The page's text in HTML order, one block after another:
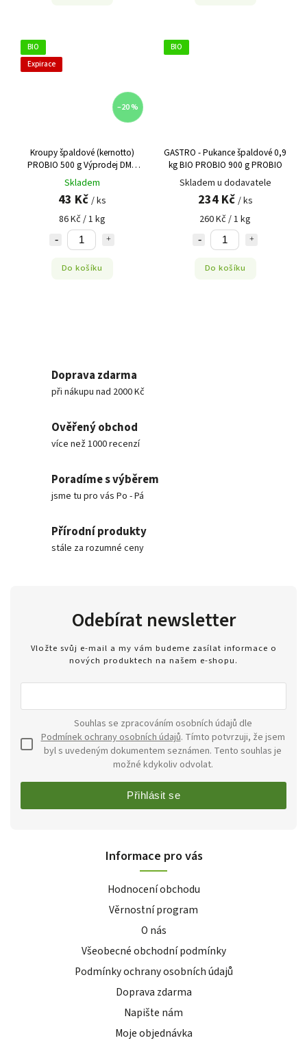
BIO
Expirace
–20 %
Kroupy špaldové (kernotto)
PROBIO 500 g Výprodej DMT
02/2026
Skladem
43 Kč / ks
86 Kč / 1 kg
Do košíku
BIO
GASTRO - Pukance špaldové 0,9
kg BIO PROBIO 900 g PROBIO
Skladem u dodavatele
234 Kč / ks
260 Kč / 1 kg
Do košíku
Doprava zdarma
při nákupu nad 2000 Kč
Ověřený obchod
více než 1000 recenzí
Poradíme s výběrem
jsme tu pro vás Po - Pá
Přírodní produkty
stále za rozumné ceny
Odebírat newsletter
Vložte svůj e-mail a my vám budeme zasílat informace o
nových produktech na našem e-shopu.
Podmínek ochrany osobních údajů. Tímto potvrzuji, že jsem
byl s uvedeným dokumentem seznámen. Tento souhlas je
možné kdykoliv odvolat.
Přihlásit se
Informace pro vás
Hodnocení obchodu
Věrnostní program
O nás
Všeobecné obchodní podmínky
Podmínky ochrany osobních údajů
Doprava zdarma
Napište nám
Moje objednávka